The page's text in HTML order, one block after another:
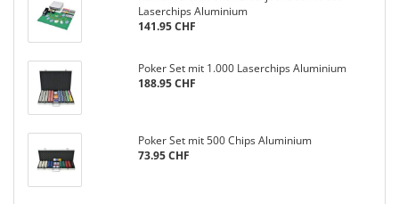
Laserchips Aluminium
141.95 CHF
Poker Set mit 1.000 Laserchips Aluminium
188.95 CHF
Poker Set mit 500 Chips Aluminium
73.95 CHF